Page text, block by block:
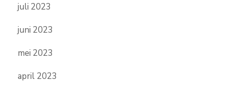
juli 2023
juni 2023
mei 2023
april 2023